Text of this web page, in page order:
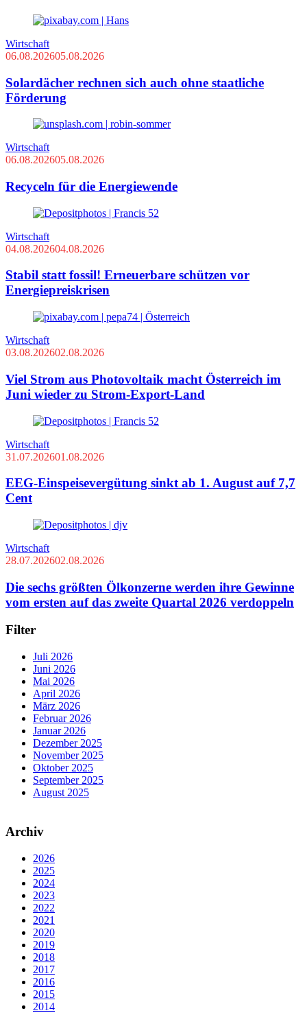
Wirtschaft
06.08.202605.08.2026
Solardächer rechnen sich auch ohne staatliche
Förderung
Wirtschaft
06.08.202605.08.2026
Recyceln für die Energiewende
Wirtschaft
04.08.202604.08.2026
Stabil statt fossil! Erneuerbare schützen vor
Energiepreiskrisen
Wirtschaft
03.08.202602.08.2026
Viel Strom aus Photovoltaik macht Österreich im
Juni wieder zu Strom-Export-Land
Wirtschaft
31.07.202601.08.2026
EEG-Einspeisevergütung sinkt ab 1. August auf 7,7
Cent
Wirtschaft
28.07.202602.08.2026
Die sechs größten Ölkonzerne werden ihre Gewinne
vom ersten auf das zweite Quartal 2026 verdoppeln
Filter
Juli 2026
Juni 2026
Mai 2026
April 2026
März 2026
Februar 2026
Januar 2026
Dezember 2025
November 2025
Oktober 2025
September 2025
August 2025
Archiv
2026
2025
2024
2023
2022
2021
2020
2019
2018
2017
2016
2015
2014